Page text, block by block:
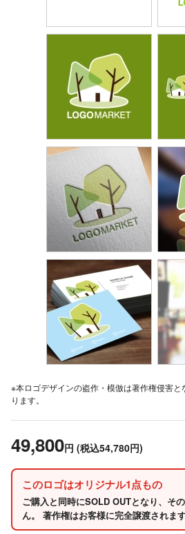
※本ロゴデザインの盗作・模倣は著作権侵害
ります。
49,800円 (税込54,780円)
このロゴはオリジナル1点もの
ご購入と同時にSOLD OUTとなり、そ
ん。 著作権はお客様に完全譲渡されます